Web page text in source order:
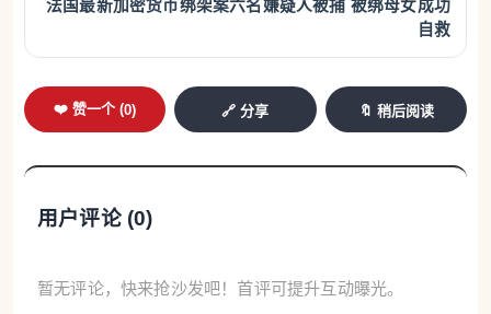
法国最新加密货币绑架案六名嫌疑人被捕 被绑母女成功
自救
❤️ 赞一个 (0) 🔗 分享 🔖 稍后阅读
用户评论 (0)
暂无评论，快来抢沙发吧！首评可提升互动曝光。